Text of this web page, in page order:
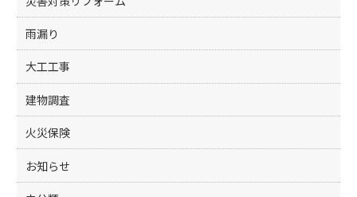
雨漏り
大工工事
建物調査
火災保険
お知らせ